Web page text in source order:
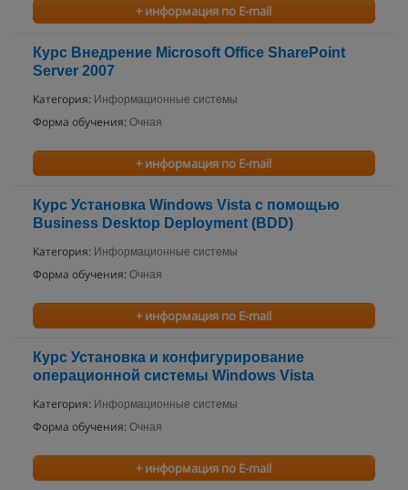
+ информация по E-mail
Курс Внедрение Microsoft Office SharePoint
Server 2007
Категория: Информационные системы
Форма обучения: Очная
+ информация по E-mail
Курс Установка Windows Vista с помощью
Business Desktop Deployment (BDD)
Категория: Информационные системы
Форма обучения: Очная
+ информация по E-mail
Курс Установка и конфигурирование
операционной системы Windows Vista
Категория: Информационные системы
Форма обучения: Очная
+ информация по E-mail